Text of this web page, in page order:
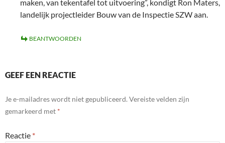
maken, van tekentafel tot uitvoering”, kondigt Ron Maters,
landelijk projectleider Bouw van de Inspectie SZW aan.
BEANTWOORDEN
GEEF EEN REACTIE
Je e-mailadres wordt niet gepubliceerd. Vereiste velden zijn
gemarkeerd met *
Reactie *